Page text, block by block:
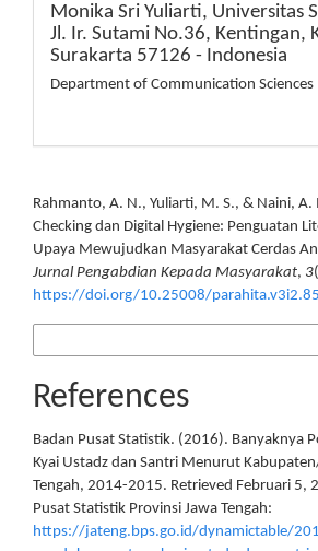
Monika Sri Yuliarti, Universitas
Jl. Ir. Sutami No.36, Kentingan,
Surakarta 57126 - Indonesia
Department of Communication Sciences
Rahmanto, A. N., Yuliarti, M. S., & Naini,
Checking dan Digital Hygiene: Penguatan
Upaya Mewujudkan Masyarakat Cerdas
Jurnal Pengabdian Kepada Masyarakat, 3
https://doi.org/10.25008/parahita.v3i2.85
References
Badan Pusat Statistik. (2016). Banyaknya
Kyai Ustadz dan Santri Menurut
Tengah, 2014-2015. Retrieved Februari 5,
Pusat Statistik Provinsi Jawa Tengah:
https://jateng.bps.go.id/dynamictable/